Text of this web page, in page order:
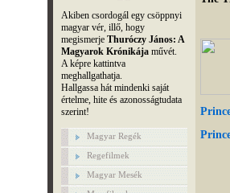
Akiben csordogál egy csöppnyi
magyar vér, illő, hogy
megismerje Thuróczy János: A
Magyarok Krónikájaművét.
A képre kattintva
meghallgathatja.
Hallgassa hát mindenki saját
értelme, hite és azonosságtudata
szerint!
Magyar Regék
Regefilmek
Magyar Mesék